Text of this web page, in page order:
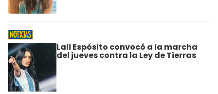
Lali Espósito convocó a la marcha
del jueves contra la Ley de Tierras